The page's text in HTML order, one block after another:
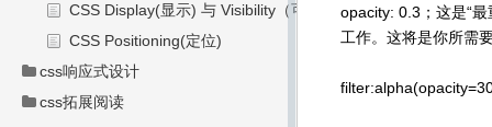
CSS Display(显示) 与 Visibility（可见性）
CSS Positioning(定位)
css响应式设计
css拓展阅读
opacity: 0.3；这是“
工作。这将是你所需